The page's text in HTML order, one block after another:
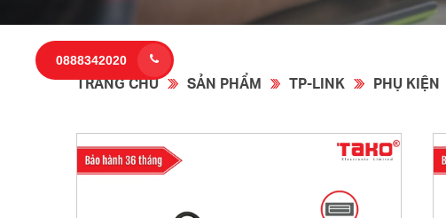
TRANG CHỦ SẢN PHẨM TP-LINK PHỤ KIỆN
0888342020